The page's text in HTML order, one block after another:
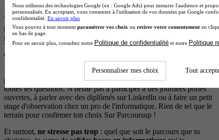
⚠️ Attention
Tous les IUT ne proposent pas les quatre parcours ! Certains n'en
proposent que deux ou trois. Vérifie bien sur Parcoursup quels
parcours sont disponibles dans les établissements qui t'intéressent.
Tu peux aussi changer d'IUT après la première année si le parcours
que tu vises n'est pas proposé dans ton établissement actuel.
Enfin, si tu te poses des questions, tu doiscontacter étudiants ou
professionnels du secteur. Ce sont les plus à même de répondre à
toutes tes questions. N'hésite pas à participer à des journées portes
ouvertes, à parler avec des diplômés sur LinkedIn ou à faire un petit
stage d'observation chez un pro de l'informatique. Rien de tel que le
terrain pour confirmer ton choix Sur Parcoursup !
Et surtout, ne stresse pas trop : quel que soit le parcours que tu
Nous utilisons des technologies Google (ex : Google Ads) pour mesurer l'audience et
personnalisés. En acceptant, vous consentez à l'utilisation de vos données par Google
confidentialité. En savoir plus
Vous pouvez à tout moment paramétrer vos choix ou retirer votre consentement en
en bas de page.
Pour en savoir plus, consultez notre Politique de confidentialité et notre Politique
Personnaliser mes choix Tout